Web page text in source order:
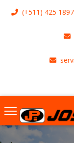
(+511) 425 1897